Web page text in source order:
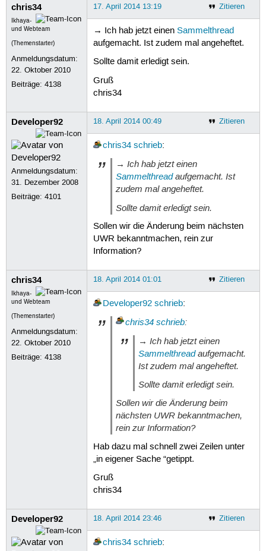
chris34
Ikhaya-
und Webteam
(Themenstarter)
Anmeldungsdatum:
22. Oktober 2010
Beiträge:4138
Zitieren
17. April 2014 13:19
→ Ich hab jetzt einen Sammelthread
aufgemacht. Ist zudem mal angeheftet.
Sollte damit erledigt sein.
Gruß
chris34
Developer92
Anmeldungsdatum:
31. Dezember 2008
Beiträge:4101
Zitieren
18. April 2014 00:49
chris34 schrieb:
→ Ich hab jetzt einen
Sammelthreadaufgemacht. Ist
zudem mal angeheftet.
Sollte damit erledigt sein.
Sollen wir die Änderung beim nächsten
UWR bekanntmachen, rein zur
Information?
chris34
Ikhaya-
und Webteam
(Themenstarter)
Anmeldungsdatum:
22. Oktober 2010
Beiträge:4138
Zitieren
18. April 2014 01:01
Developer92 schrieb:
chris34 schrieb:
→ Ich hab jetzt einen
Sammelthreadaufgemacht.
Ist zudem mal angeheftet.
Sollte damit erledigt sein.
Sollen wir die Änderung beim
nächsten UWR bekanntmachen,
rein zur Information?
Hab dazu mal schnell zwei Zeilen unter
„in eigener Sache “getippt.
Gruß
chris34
Developer92 Zitieren
18. April 2014 23:46
chris34 schrieb: